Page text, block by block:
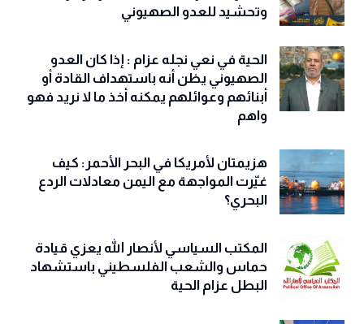
وتحشيد للعدو الصهيوني
الحية في نعي نجله عزام : إذا كان العدو
الصهيوني يظن أنه باستهداف القادة أو
أبنائهم وعوائلهم يمكنه أخذ ما لا نريد فهو
واهم
هزيمتان لأمريكا في البحر الأحمر: كيف
غيّرت المواجهة مع اليمن معادلات الردع
البحري؟
المكتب السياسي لأنصار الله يعزي قيادة
حماس والشعب الفلسطيني باستشهاد
البطل عزام الحية